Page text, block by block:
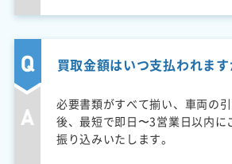
買取金額はいつ支払われます
必要書類がすべて揃い、車両の
後、最短で即日〜3営業日以内に
振り込みいたします。